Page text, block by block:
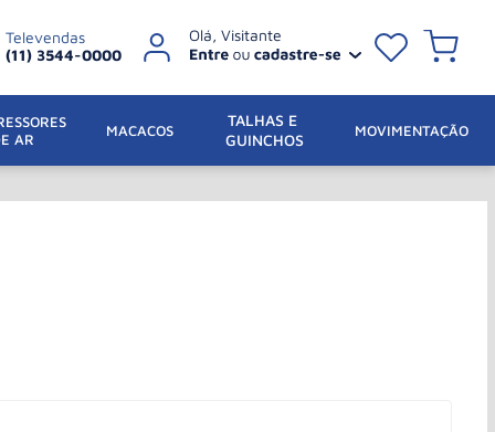
Televendas
(11) 3544-0000
AR
MACACOS
TALHAS E
GUINCHOS
MOVIMENTAÇÃO